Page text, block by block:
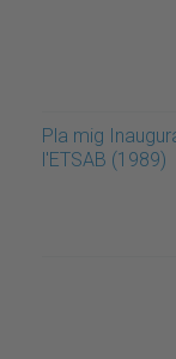
Pla mig
l'ETSAB (1989)